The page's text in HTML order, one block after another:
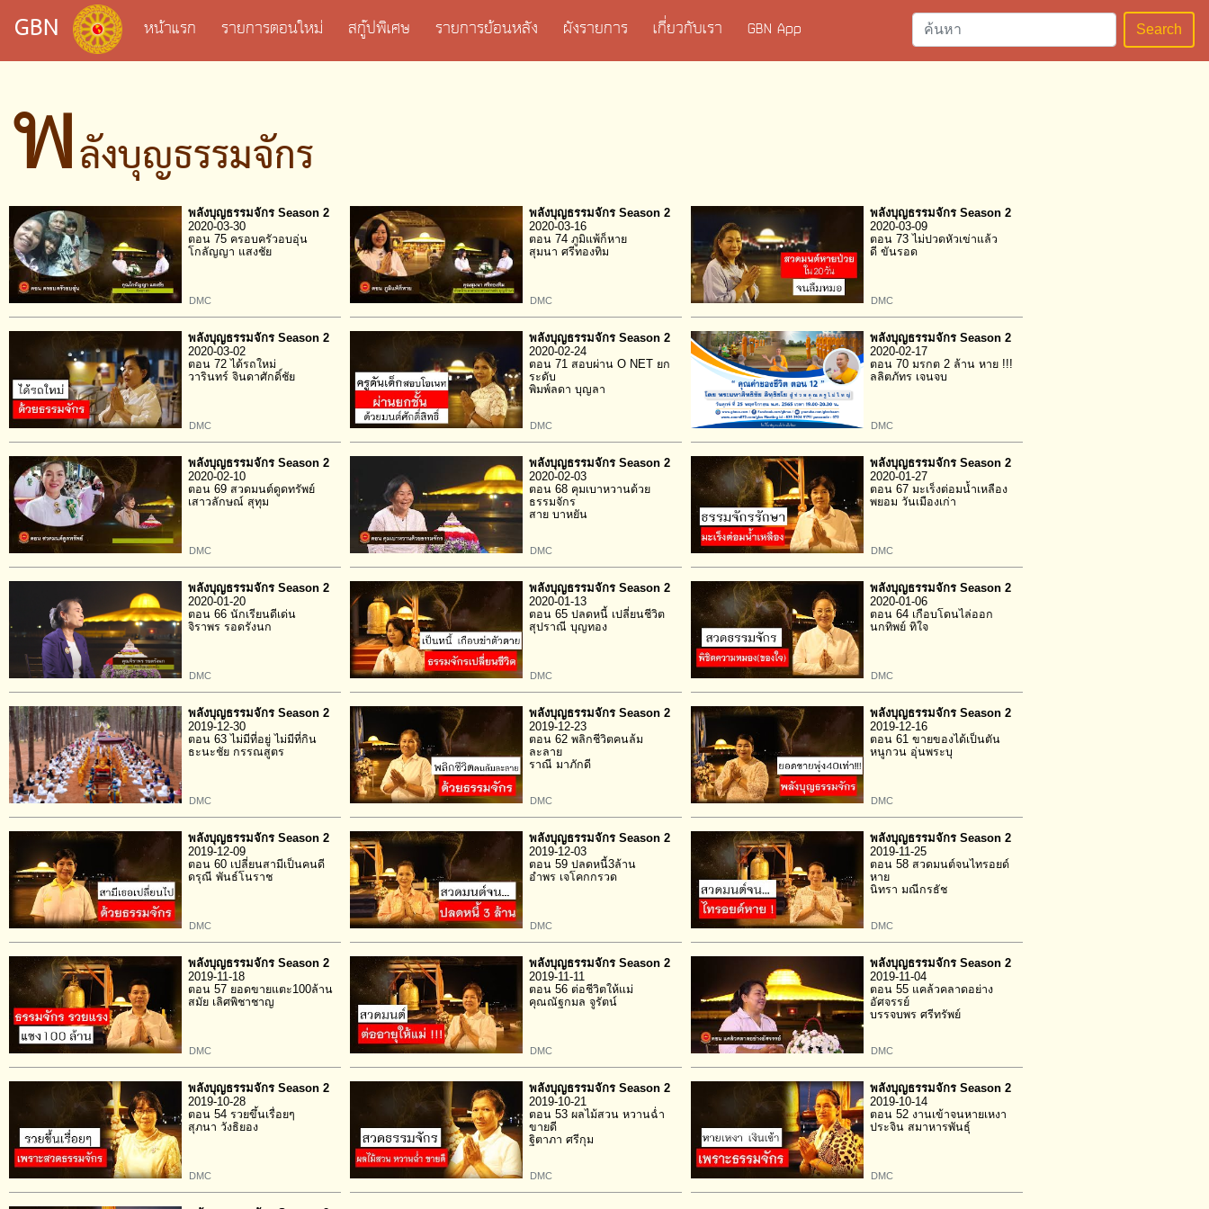
GBN หน้าแรก รายการตอนใหม่ สกู๊ปพิเศษ รายการย้อนหลัง ผังรายการ เกี่ยวกับเรา GBN App Search
พลังบุญธรรมจักร
พลังบุญธรรมจักร Season 2
2020-03-30
ตอน 75 ครอบครัวอบอุ่น
โกลัญญา แสงชัย
DMC
พลังบุญธรรมจักร Season 2
2020-03-16
ตอน 74 ภูมิแพ้ก็หาย
สุมนา ศรีทองทิม
DMC
พลังบุญธรรมจักร Season 2
2020-03-09
ตอน 73 ไม่ปวดหัวเข่าแล้ว
ดี ขันรอด
DMC
พลังบุญธรรมจักร Season 2
2020-03-02
ตอน 72 ได้รถใหม่
วารินทร์ จินดาศักดิ์ชัย
DMC
พลังบุญธรรมจักร Season 2
2020-02-24
ตอน 71 สอบผ่าน O NET ยก
ระดับ
พิมพ์ลดา บุญลา
DMC
พลังบุญธรรมจักร Season 2
2020-02-17
ตอน 70 มรกต 2 ล้าน หาย !!!
ลลิตภัทร เจนจบ
DMC
พลังบุญธรรมจักร Season 2
2020-02-10
ตอน 69 สวดมนต์ดูดทรัพย์
เสาวลักษณ์ สุทุม
DMC
พลังบุญธรรมจักร Season 2
2020-02-03
ตอน 68 คุมเบาหวานด้วย
ธรรมจักร
สาย บาหยัน
DMC
พลังบุญธรรมจักร Season 2
2020-01-27
ตอน 67 มะเร็งต่อมน้ำเหลือง
พยอม วันเมืองเก่า
DMC
พลังบุญธรรมจักร Season 2
2020-01-20
ตอน 66 นักเรียนดีเด่น
จิราพร รอดรังนก
DMC
พลังบุญธรรมจักร Season 2
2020-01-13
ตอน 65 ปลดหนี้ เปลี่ยนชีวิต
สุปราณี บุญทอง
DMC
พลังบุญธรรมจักร Season 2
2020-01-06
ตอน 64 เกือบโดนไล่ออก
นกทิพย์ ทิใจ
DMC
พลังบุญธรรมจักร Season 2
2019-12-30
ตอน 63 ไม่มีที่อยู่ ไม่มีที่กิน
ธะนะชัย กรรณสูตร
DMC
พลังบุญธรรมจักร Season 2
2019-12-23
ตอน 62 พลิกชีวิตคนล้ม
ละลาย
ราณี มาภักดี
DMC
พลังบุญธรรมจักร Season 2
2019-12-16
ตอน 61 ขายของได้เป็นตัน
หนูกวน อุ่นพระบุ
DMC
พลังบุญธรรมจักร Season 2
2019-12-09
ตอน 60 เปลี่ยนสามีเป็นคนดี
ดรุณี พันธ์โนราช
DMC
พลังบุญธรรมจักร Season 2
2019-12-03
ตอน 59 ปลดหนี้3ล้าน
อำพร เจโคกกรวด
DMC
พลังบุญธรรมจักร Season 2
2019-11-25
ตอน 58 สวดมนต์จนไทรอยด์
หาย
นิทรา มณีกรธัช
DMC
พลังบุญธรรมจักร Season 2
2019-11-18
ตอน 57 ยอดขายแตะ100ล้าน
สมัย เลิศพิชาชาญ
DMC
พลังบุญธรรมจักร Season 2
2019-11-11
ตอน 56 ต่อชีวิตให้แม่
คุณณัฐกมล จูรัตน์
DMC
พลังบุญธรรมจักร Season 2
2019-11-04
ตอน 55 แคล้วคลาดอย่าง
อัศจรรย์
บรรจบพร ศรีทรัพย์
DMC
พลังบุญธรรมจักร Season 2
2019-10-28
ตอน 54 รวยขึ้นเรื่อยๆ
สุภนา วังธิยอง
DMC
พลังบุญธรรมจักร Season 2
2019-10-21
ตอน 53 ผลไม้สวน หวานฉ่ำ
ขายดี
ฐิตาภา ศรีกุม
DMC
พลังบุญธรรมจักร Season 2
2019-10-14
ตอน 52 งานเข้าจนหายเหงา
ประจิน สมาหารพันธุ์
DMC